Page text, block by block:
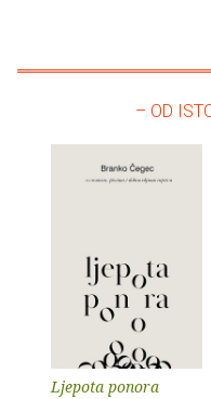
– OD
Ljepota ponora